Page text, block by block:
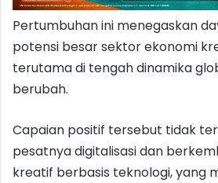
Pertumbuhan ini menegaskan
potensi besar sektor ekonomi
terutama di tengah dinamika
berubah.
Capaian positif tersebut tidak
pesatnya digitalisasi dan
kreatif berbasis teknologi, yang